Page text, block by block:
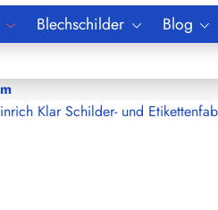
Blechschilder Blog
Klar Schilder- und